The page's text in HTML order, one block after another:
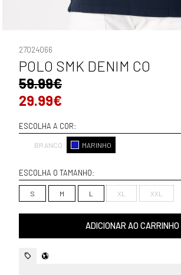
27024066
POLO SMK DENIM CO
59.99€
29.99€
ESCOLHA A COR:
BRANCO MARINHO
ESCOLHA O TAMANHO:
S M L XL XXL
ADICIONAR AO CARRINHO